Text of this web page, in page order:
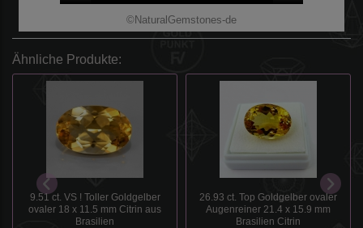
©NaturalGemstones-de
Ähnliche Produkte:
9.51 ct. VS ! Toller Goldgelber
ovaler 18 x 11.5 mm Citrin aus
Brasilien
26.93 ct. Top Goldgelber ovaler
Augenreiner 21.4 x 15.9 mm
Brasilien Citrin